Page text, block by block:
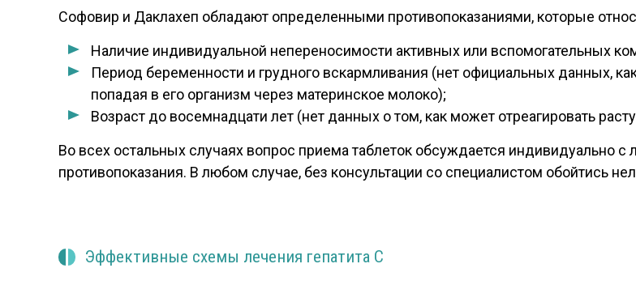
Софовир и Даклахеп обладают определенными противопоказаниями, которые
Наличие индивидуальной непереносимости активных или вспомогательных
Период беременности и грудного вскармливания (нет официальных данных,
попадая в его организм через материнское молоко);
Возраст до восемнадцати лет (нет данных о том, как может отреагировать
Во всех остальных случаях вопрос приема таблеток обсуждается индивидуально
противопоказания. В любом случае, без консультации со специалистом обойтись
Эффективные схемы лечения гепатита С